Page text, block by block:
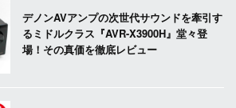
デノンAVアンプの次世代サウンドを牽引す
るミドルクラス『AVR-X3900H』堂々登
場！その真価を徹底レビュー